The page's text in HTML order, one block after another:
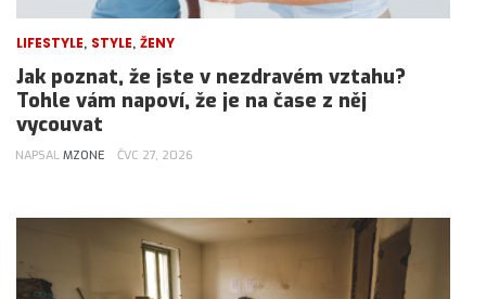
LIFESTYLE, STYLE, ŽENY
Jak poznat, že jste v nezdravém vztahu?
Tohle vám napoví, že je na čase z něj
vycouvat
NAPSAL MZONE ČVC 27, 2026